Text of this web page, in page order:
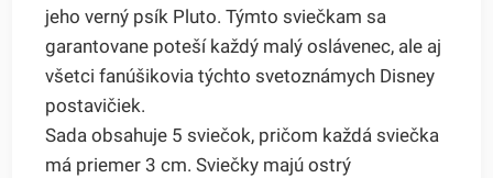
jeho verný psík Pluto. Týmto sviečkam sa
garantovane poteší každý malý oslávenec, ale aj
všetci fanúšikovia týchto svetoznámych Disney
postavičiek.
Sada obsahuje 5 sviečok, pričom každá sviečka
má priemer 3 cm. Sviečky majú ostrý